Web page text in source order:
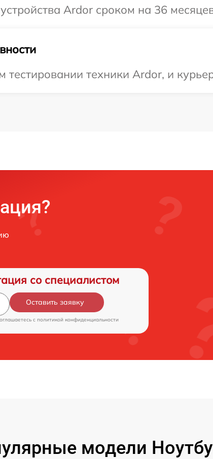
Ardor сроком на 36
техники Ardor, и
со специалистом
Оставить заявку
c политикой конфиденциальности
модели